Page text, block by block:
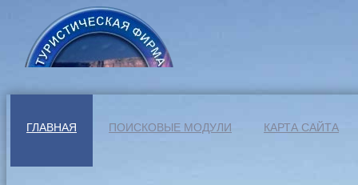
ГЛАВНАЯ ПОИСКОВЫЕ МОДУЛИ КАРТА САЙТА